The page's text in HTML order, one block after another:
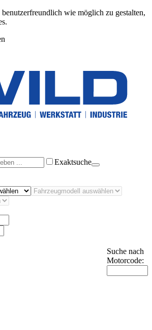
benutzerfreundlich wie möglich zu gestalten,
Exaktsuche
Suche nach
Motorcode: